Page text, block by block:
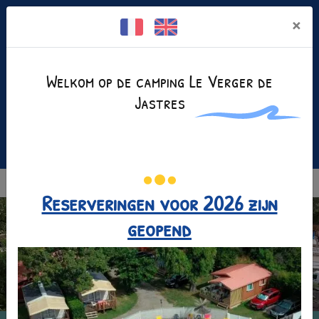
Facebook is uitgeschakeld. Toestaan
MENU
×
Welkom op de camping Le Verger de
Jastres
Reserveringen voor 2026 zijn
geopend
Cookies beheer paneel